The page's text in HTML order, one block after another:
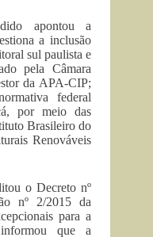
apontou a
a inclusão
sul paulista e
pela Câmara
da APA-CIP;
federal
por meio das
Brasileiro do
Renováveis
o Decreto nº
nº 2/2015 da
para a
que a